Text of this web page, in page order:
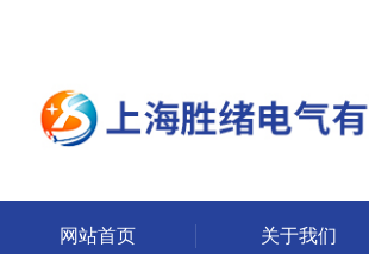
网站首页 关于我们